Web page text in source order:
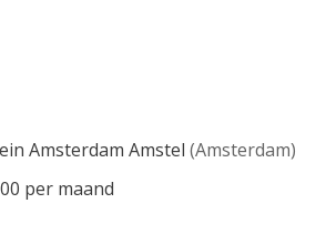
Amsterdam Amstel (Amsterdam)
per maand